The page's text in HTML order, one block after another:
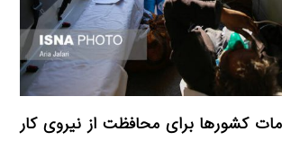
کشورها برای محافظت از نیروی کار